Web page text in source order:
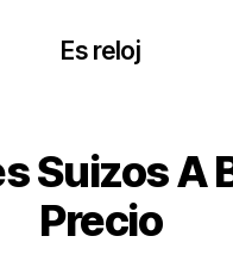
Es reloj
Suizos A
Precio